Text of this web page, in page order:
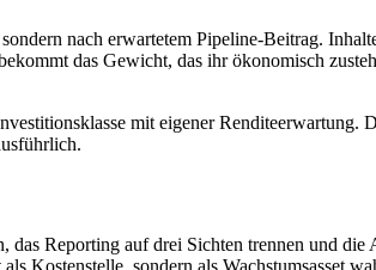
nach erwartetem Pipeline-Beitrag.
das Gewicht, das ihr ökonomisch
mit eigener Renditeerwartung.
Reporting auf drei Sichten trennen und die